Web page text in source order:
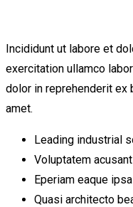
Incididunt ut labore et
exercitation ullamco
dolor in reprehenderit
amet.
Leading industrial
Voluptatem
Eperiam eaque
Quasi architecto